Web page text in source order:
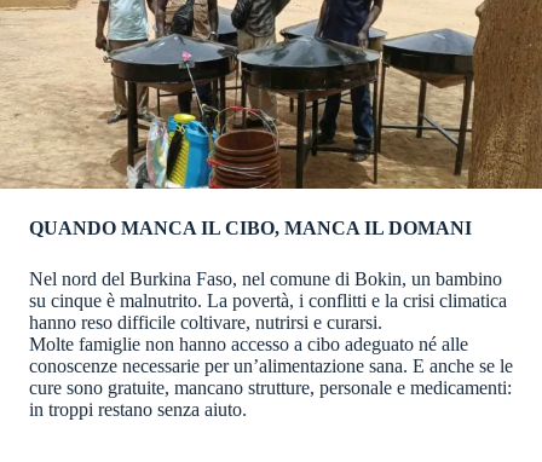
QUANDO MANCA IL CIBO, MANCA IL DOMANI
Nel nord del Burkina Faso, nel comune di Bokin, un bambino
su cinque è malnutrito. La povertà, i conflitti e la crisi climatica
hanno reso difficile coltivare, nutrirsi e curarsi.
Molte famiglie non hanno accesso a cibo adeguato né alle
conoscenze necessarie per un’alimentazione sana. E anche se le
cure sono gratuite, mancano strutture, personale e medicamenti:
in troppi restano senza aiuto.